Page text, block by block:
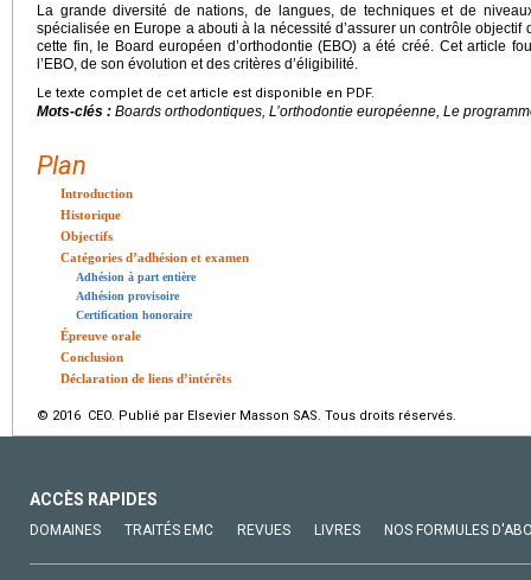
La grande diversité de nations, de langues, de techniques et de
spécialisée en Europe a abouti à la nécessité d’assurer un contrôle
cette fin, le Board européen d’orthodontie (EBO) a été créé. Cet article
l’EBO, de son évolution et des critères d’éligibilité.
Le texte complet de cet article est disponible en PDF.
Mots-clés : Boards orthodontiques, L’orthodontie européenne, Le
Plan
Introduction
Historique
Objectifs
Catégories d’adhésion et examen
Adhésion à part entière
Adhésion provisoire
Certification honoraire
Épreuve orale
Conclusion
Déclaration de liens d’intérêts
© 2016 CEO. Publié par Elsevier Masson SAS. Tous droits réservés.
ACCÈS RAPIDES
DOMAINES TRAITÉS EMC REVUES LIVRES NOS FORMULES